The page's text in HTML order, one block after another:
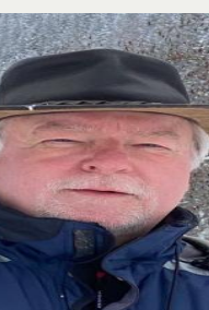
Jürgen
Stern
neuer
Betriebsleiter